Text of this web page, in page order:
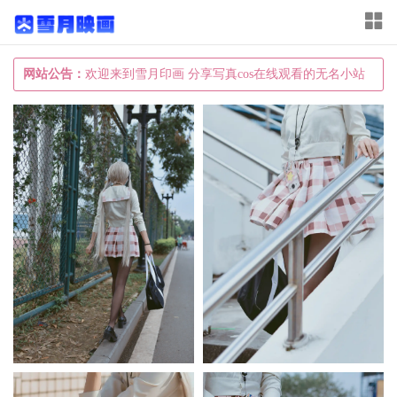
网站公告： 欢迎来到雪月印画 分享写真cos在线观看的无名小站
T
o
g
g
l
e
n
a
v
i